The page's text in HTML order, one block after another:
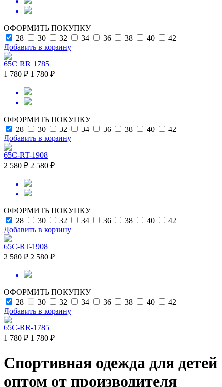
ОФОРМИТЬ ПОКУПКУ
28
30 32 34 36 38 40
42
Добавить в корзину
65C-RR-1785
1 780 ₽ 1 780 ₽
ОФОРМИТЬ ПОКУПКУ
28
30 32 34 36 38 40
42
Добавить в корзину
65C-RT-1908
2 580 ₽ 2 580 ₽
ОФОРМИТЬ ПОКУПКУ
28
30 32 34 36 38 40
42
Добавить в корзину
65C-RT-1908
2 580 ₽ 2 580 ₽
ОФОРМИТЬ ПОКУПКУ
28
30 32 34 36 38 40
42
Добавить в корзину
65C-RR-1785
1 780 ₽ 1 780 ₽
Спортивная одежда для детей
оптом от производителя